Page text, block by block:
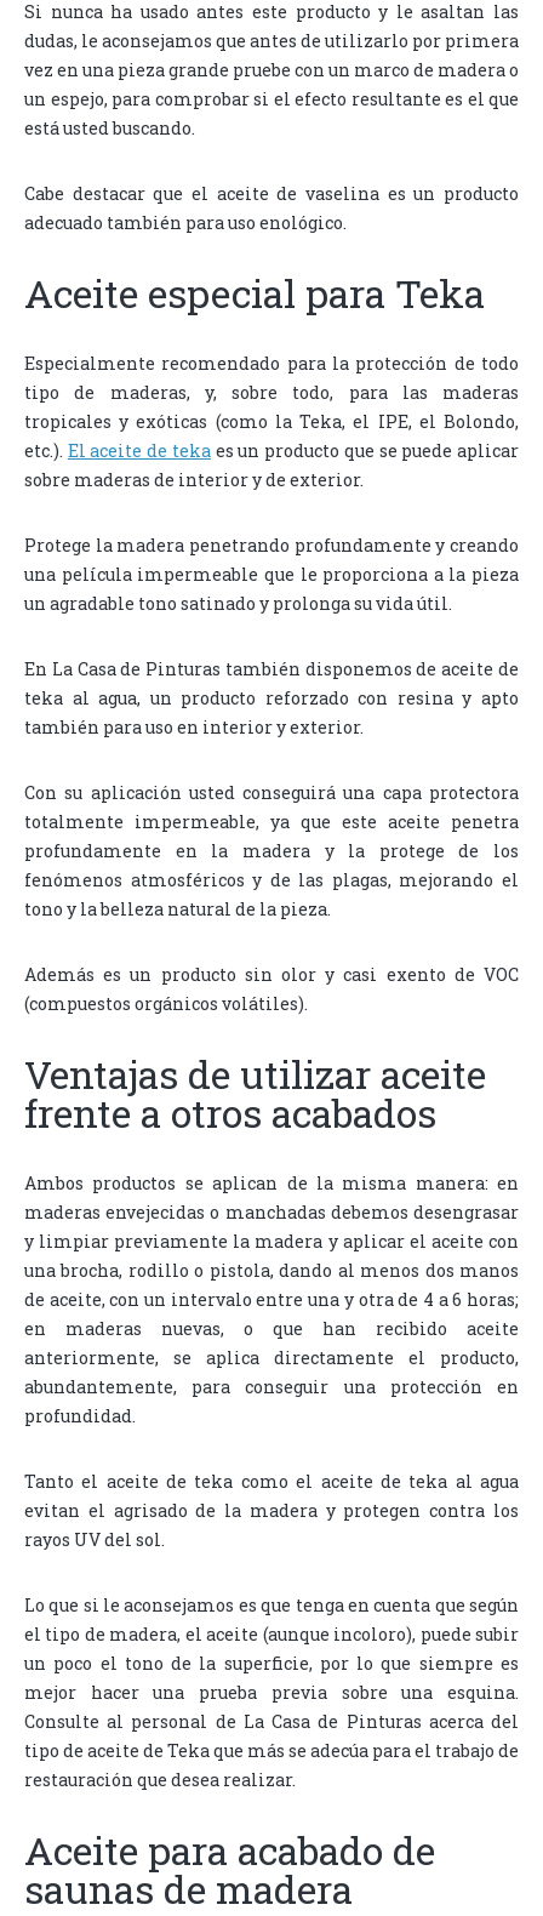
Si nunca ha usado antes este producto y le asaltan las
dudas, le aconsejamos que antes de utilizarlo por primera
vez en una pieza grande pruebe con un marco de madera o
un espejo, para comprobar si el efecto resultante es el que
está usted buscando.
Cabe destacar que el aceite de vaselina es un producto
adecuado también para uso enológico.
Aceite especial para Teka
Especialmente recomendado para la protección de todo
tipo de maderas, y, sobre todo, para las maderas
tropicales y exóticas (como la Teka, el IPE, el Bolondo,
etc.). El aceite de tekaes un producto que se puede aplicar
sobre maderas de interior y de exterior.
Protege la madera penetrando profundamente y creando
una película impermeable que le proporciona a la pieza
un agradable tono satinado y prolonga su vida útil.
En La Casa de Pinturas también disponemos de aceite de
teka al agua, un producto reforzado con resina y apto
también para uso en interior y exterior.
Con su aplicación usted conseguirá una capa protectora
totalmente impermeable, ya que este aceite penetra
profundamente en la madera y la protege de los
fenómenos atmosféricos y de las plagas, mejorando el
tono y la belleza natural de la pieza.
Además es un producto sin olor y casi exento de VOC
(compuestos orgánicos volátiles).
Ventajas de utilizar aceite
frente a otros acabados
Ambos productos se aplican de la misma manera: en
maderas envejecidas o manchadas debemos desengrasar
y limpiar previamente la madera y aplicar el aceite con
una brocha, rodillo o pistola, dando al menos dos manos
de aceite, con un intervalo entre una y otra de 4 a 6 horas;
en maderas nuevas, o que han recibido aceite
anteriormente, se aplica directamente el producto,
abundantemente, para conseguir una protección en
profundidad.
Tanto el aceite de teka como el aceite de teka al agua
evitan el agrisado de la madera y protegen contra los
rayos UV del sol.
Lo que si le aconsejamos es que tenga en cuenta que según
el tipo de madera, el aceite (aunque incoloro), puede subir
un poco el tono de la superficie, por lo que siempre es
mejor hacer una prueba previa sobre una esquina.
Consulte al personal de La Casa de Pinturas acerca del
tipo de aceite de Teka que más se adecúa para el trabajo de
restauración que desea realizar.
Aceite para acabado de
saunas de madera